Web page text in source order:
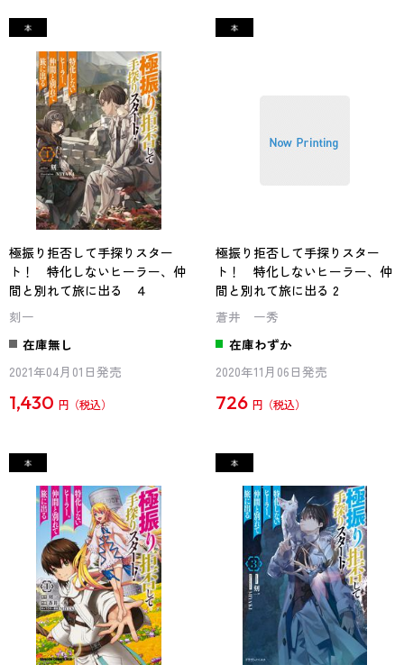
極振り拒否して手探りスター
ト！ 特化しないヒーラー、仲
間と別れて旅に出る ４
刻一
在庫無し
2021年04月01日発売
1,430 円
極振り拒否して手探りスター
ト！ 特化しないヒーラー、仲
間と別れて旅に出る 2
蒼井 一秀
在庫わずか
2020年11月06日発売
726 円